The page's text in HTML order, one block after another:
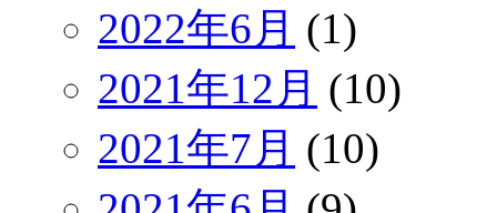
2022年6月 (1)
2021年12月 (10)
2021年7月 (10)